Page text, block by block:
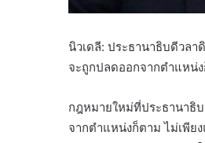
นิวเดลี: ประธานาธิบดีวลา
จะถูกปลดออกจากตำแหน่
กฎหมายใหม่ที่ประธานาธิ
จากตำแหน่งก็ตาม ไม่เพีย